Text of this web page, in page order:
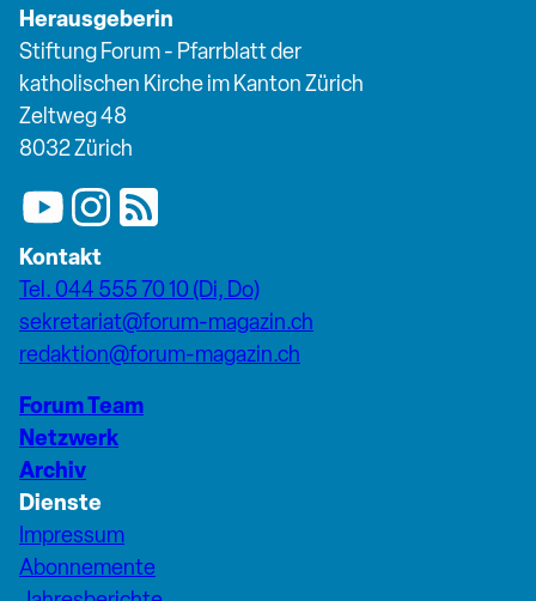
Herausgeberin
Stiftung Forum - Pfarrblatt der
katholischen Kirche im Kanton Zürich
Zeltweg 48
8032 Zürich
Kontakt
Tel. 044 555 70 10 (Di, Do)
sekretariat@forum-magazin.ch
redaktion@forum-magazin.ch
Forum Team
Netzwerk
Archiv
Dienste
Impressum
Abonnemente